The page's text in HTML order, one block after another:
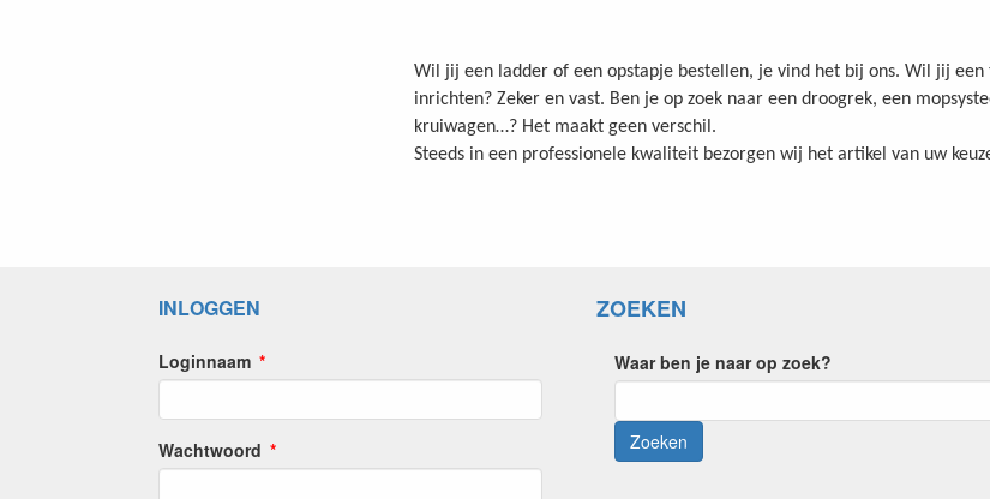
Wil jij een ladder of een opstapje bestellen, je vind het bij ons. Wil jij
inrichten? Zeker en vast. Ben je op zoek naar een droogrek, een
kruiwagen…? Het maakt geen verschil.
Steeds in een professionele kwaliteit bezorgen wij het artikel van uw
INLOGGEN
Loginnaam
Wachtwoord
ZOEKEN
Waar ben je naar op zoek?